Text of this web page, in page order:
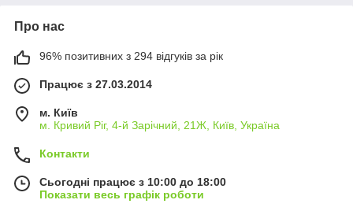
Про нас
96% позитивних з 294 відгуків за рік
Працює з 27.03.2014
м. Київ
м. Кривий Ріг, 4-й Зарічний, 21Ж, Київ, Україна
Контакти
Сьогодні працює з 10:00 до 18:00
Показати весь графік роботи